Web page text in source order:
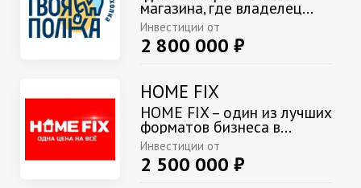
магазина, где владелец...
Инвестиции от
2 800 000 ₽
HOME FIX
HOME FIX – один из лучших
форматов бизнеса в...
Инвестиции от
2 500 000 ₽